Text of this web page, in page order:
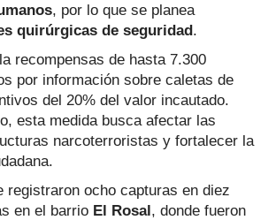
, por lo que se planea
quirúrgicas de seguridad.
recompensas de hasta 7.300
por información sobre caletas de
del 20% del valor incautado.
esta medida busca afectar las
narcoterroristas y fortalecer la
registraron ocho capturas en diez
en el barrio El Rosal, donde fueron